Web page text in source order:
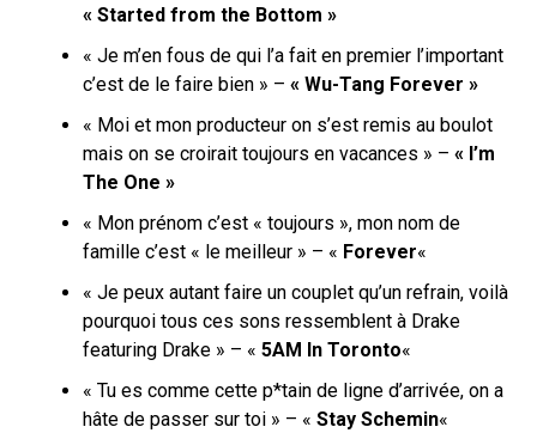
« Started from the Bottom »
« Je m’en fous de qui l’a fait en premier l’important
c’est de le faire bien » – « Wu-Tang Forever »
« Moi et mon producteur on s’est remis au boulot
mais on se croirait toujours en vacances » – « I’m
The One »
« Mon prénom c’est « toujours », mon nom de
famille c’est « le meilleur » – « Forever«
« Je peux autant faire un couplet qu’un refrain, voilà
pourquoi tous ces sons ressemblent à Drake
featuring Drake » – « 5AM In Toronto«
« Tu es comme cette p*tain de ligne d’arrivée, on a
hâte de passer sur toi » – « Stay Schemin«